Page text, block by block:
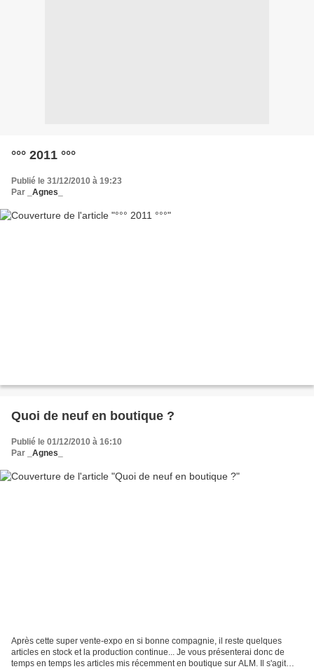
°°° 2011 °°°
Publié le 31/12/2010 à 19:23
Par
_Agnes_
Quoi de neuf en boutique ?
Publié le 01/12/2010 à 16:10
Par
_Agnes_
Après cette super vente-expo en si bonne compagnie, il reste quelques
articles en stock et la production continue... Je vous présenterai donc de
temps en temps les articles mis récemment en boutique sur ALM. Il s'agit